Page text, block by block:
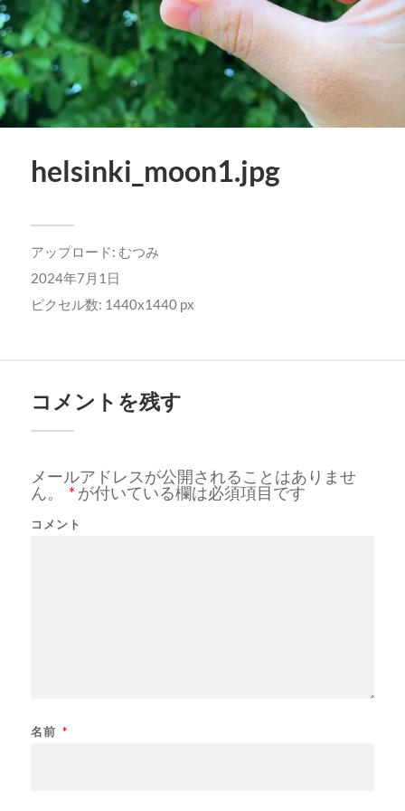
helsinki_moon1.jpg
アップロード: むつみ
2024年7月1日
ピクセル数: 1440x1440 px
コメントを残す
メールアドレスが公開されることはありませ
ん。
*が付いている欄は必須項目です
コメント
名前 *